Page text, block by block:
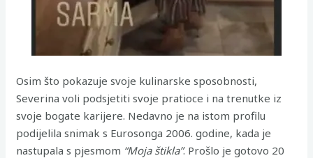
Osim što pokazuje svoje kulinarske sposobnosti,
Severina voli podsjetiti svoje pratioce i na trenutke iz
svoje bogate karijere. Nedavno je na istom profilu
podijelila snimak s Eurosonga 2006. godine, kada je
nastupala s pjesmom “Moja štikla”. Prošlo je gotovo 20